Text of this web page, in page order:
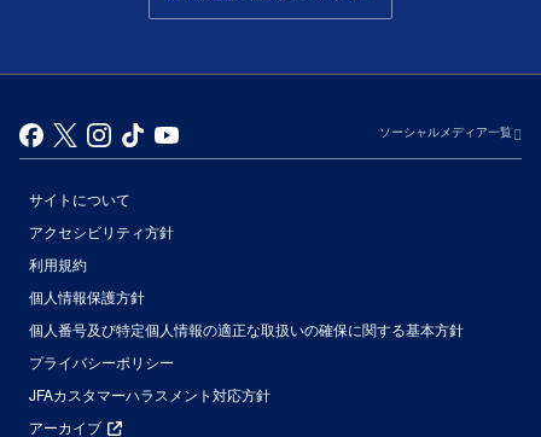
ソーシャルメディア一覧
サイトについて
アクセシビリティ方針
利用規約
個人情報保護方針
個人番号及び特定個人情報の適正な取扱いの確保に関する基本方針
プライバシーポリシー
JFAカスタマーハラスメント対応方針
アーカイブ